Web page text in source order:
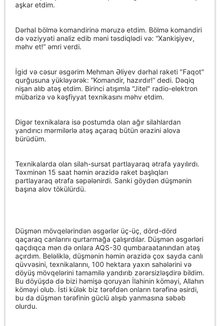
aşkar etdim.
Dərhal bölmə komandirinə məruzə etdim. Bölmə komandiri
də vəziyyəti analiz edib məni təsdiqlədi və: “Xankişiyev,
məhv et!” əmri verdi.
İgid və cəsur əsgərim Mehman Əliyev dərhal raketi "Faqot"
qurğusuna yükləyərək: “Komandir, hazırdır!” dedi. Dəqiq
nişan alıb atəş etdim. Birinci atışımla "Jitel" radio-elektron
mübarizə və kəşfiyyat texnikasını məhv etdim.
Digər texnikalara isə postumda olan ağır silahlardan
yandırıcı mərmilərlə atəş açaraq bütün ərazini alova
bürüdüm.
Texnikalarda olan silah-sursat partlayaraq ətrafa yayılırdı.
Təxminən 15 saat həmin ərazidə raket başlıqları
partlayaraq ətrafa səpələnirdi. Sanki göydən düşmənin
başına alov tökülürdü.
Düşmən mövqelərindən əsgərlər üç-üç, dörd-dörd
qaçaraq canlarını qurtarmağa çalışırdılar. Düşmən əsgərləri
qaçdıqca mən də onlara AQS-30 qumbaraatanından atəş
açırdım. Beləliklə, düşmənin həmin ərazidə çox sayda canlı
qüvvəsini, texnikalarını, 100 hektara yaxın sahələrini və
döyüş mövqelərini tamamilə yandırıb zərərsizləşdirə bildim.
Bu döyüşdə də bizi həmişə qoruyan İlahinin köməyi, Allahın
köməyi olub. İsti külək biz tərəfdən onların tərəfinə əsirdi,
bu da düşmən tərəfinin güclü alışıb yanmasına səbəb
olurdu.